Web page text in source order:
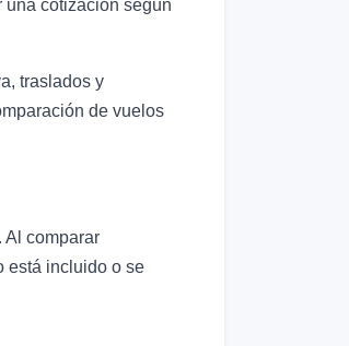
cotización según
traslados y
de vuelos
Al comparar
está incluido o se